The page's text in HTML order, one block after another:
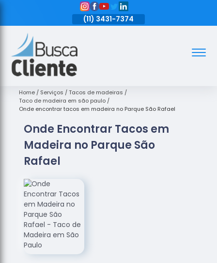
(11) 3431-7374
Assoalhos
de Madeira
Decks de
Empresas
de
Assoalhos
de Madeira
Loja de
Assoalhos
Raspagem
de
Assoalhos
Raspagem
Home Serviços
Tacos de madeiras
Taco de madeira em são paulo
Onde encontrar tacos em madeira no Parque São Rafael
Onde Encontrar Tacos em
Madeira no Parque São
Rafael